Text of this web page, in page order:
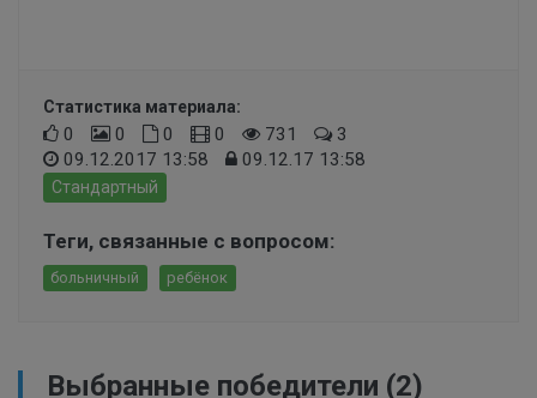
Статистика материала:
0 0 0 0 731
3
09.12.2017 13:58
09.12.17 13:58
Стандартный
Теги, связанные с вопросом:
больничный ребёнок
Выбранные победители (2)